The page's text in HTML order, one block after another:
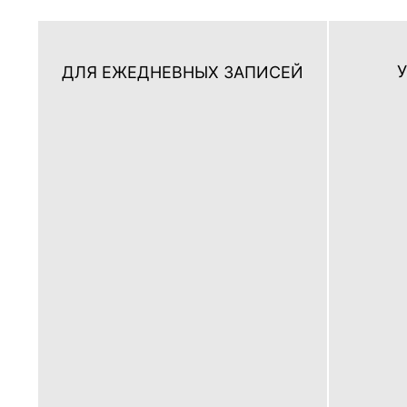
ДЛЯ ЕЖЕДНЕВНЫХ ЗАПИСЕЙ